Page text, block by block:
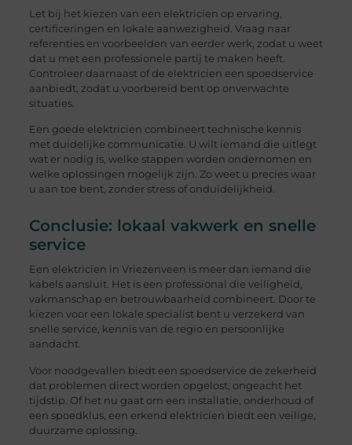
Let bij het kiezen van een elektricien op ervaring,
certificeringen en lokale aanwezigheid. Vraag naar
referenties en voorbeelden van eerder werk, zodat u weet
dat u met een professionele partij te maken heeft.
Controleer daarnaast of de elektricien een spoedservice
aanbiedt, zodat u voorbereid bent op onverwachte
situaties.
Een goede elektricien combineert technische kennis
met duidelijke communicatie. U wilt iemand die uitlegt
wat er nodig is, welke stappen worden ondernomen en
welke oplossingen mogelijk zijn. Zo weet u precies waar
u aan toe bent, zonder stress of onduidelijkheid.
Conclusie: lokaal vakwerk en snelle
service
Een elektricien in Vriezenveen is meer dan iemand die
kabels aansluit. Het is een professional die veiligheid,
vakmanschap en betrouwbaarheid combineert. Door te
kiezen voor een lokale specialist bent u verzekerd van
snelle service, kennis van de regio en persoonlijke
aandacht.
Voor noodgevallen biedt een spoedservice de zekerheid
dat problemen direct worden opgelost, ongeacht het
tijdstip. Of het nu gaat om een installatie, onderhoud of
een spoedklus, een erkend elektricien biedt een veilige,
duurzame oplossing.